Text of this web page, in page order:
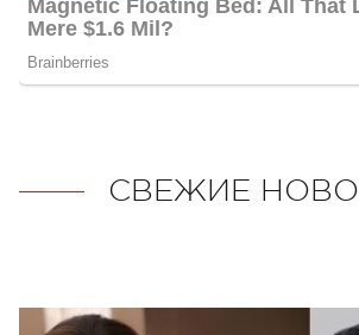
СВЕЖИЕ